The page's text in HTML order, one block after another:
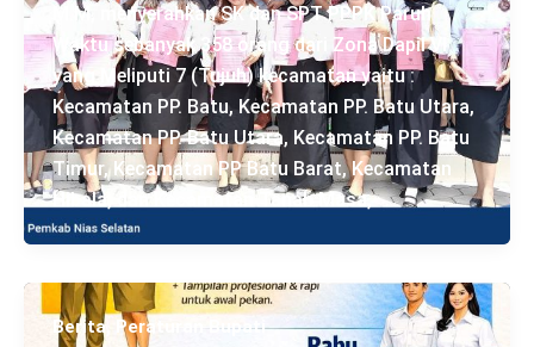
M.M, menyerahkan SK dan SPT PPPK Paruh
Waktu sebanyak 358 orang dari Zona Dapil VI
yang Meliputi 7 (Tujuh) kecamatan yaitu :
Kecamatan PP. Batu, Kecamatan PP. Batu Utara,
Kecamatan PP. Batu Utara, Kecamatan PP. Batu
Timur, Kecamatan PP Batu Barat, Kecamatan
Hibala, dan Kecamatan Tanah Masa,
Berita Peraturan Bupati